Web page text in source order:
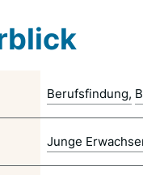
Berufsfindung
Junge